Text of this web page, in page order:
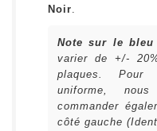
Noir.
Note sur le
varier de +/-
plaques. Pour
uniforme,
commander
côté gauche